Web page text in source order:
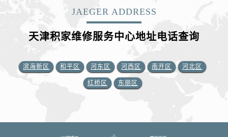
JAEGER ADDRESS
天津积家维修服务中心地址电话查询
滨海新区 和平区 河东区 河西区 南开区 河北区
红桥区 东丽区